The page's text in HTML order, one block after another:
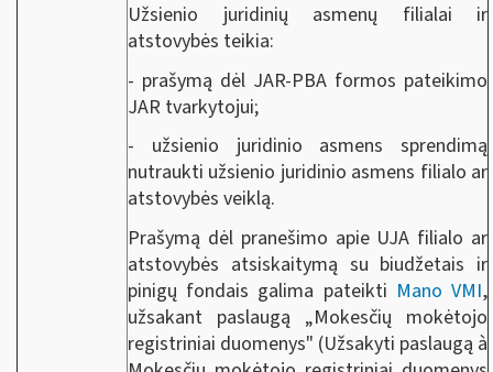
Užsienio juridinių asmenų filialai ir
atstovybės teikia:
- prašymą dėl JAR-PBA formos pateikimo
JAR tvarkytojui;
- užsienio juridinio asmens sprendimą
nutraukti užsienio juridinio asmens filialo ar
atstovybės veiklą.
Prašymą dėl pranešimo apie UJA filialo ar
atstovybės atsiskaitymą su biudžetais ir
pinigų fondais galima pateikti Mano VMI,
užsakant paslaugą „Mokesčių mokėtojo
registriniai duomenys" (Užsakyti paslaugą à